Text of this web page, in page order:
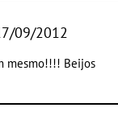
09/2012
mesmo!!!! Beijos